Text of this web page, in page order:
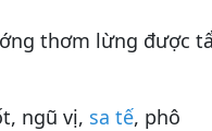
thơm lừng được
ngũ vị, sa tế, phô